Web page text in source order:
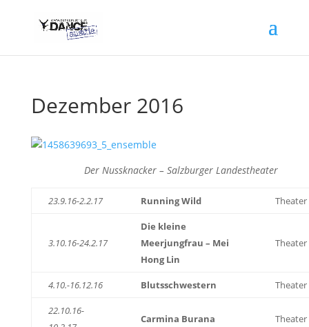
Dezember 2016
Der Nussknacker – Salzburger Landestheater
23.9.16-2.2.17 Running Wild Theater
3.10.16-24.2.17
Die kleine
Meerjungfrau – Mei
Hong Lin
Theater
4.10.-16.12.16 Blutsschwestern Theater
22.10.16-
Carmina Burana Theater